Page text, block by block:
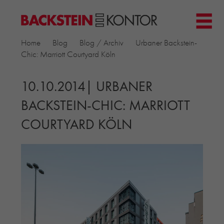
PROJEKTE
▼
KIRCHEN
MEHRFAMILIENHÄUSER
MUSEEN
EINFAMILIENHÄUSER
▼
RIEMCHENKOLLEKTIONEN TONWERK
ALLGEMEINE RIEMCHENKOLLEKTIONEN
Home Blog Blog / Archiv
Urbaner Backstein-
Chic: Marriott Courtyard Köln
10.10.2014| URBANER
BACKSTEIN-CHIC: MARRIOTT
COURTYARD KÖLN